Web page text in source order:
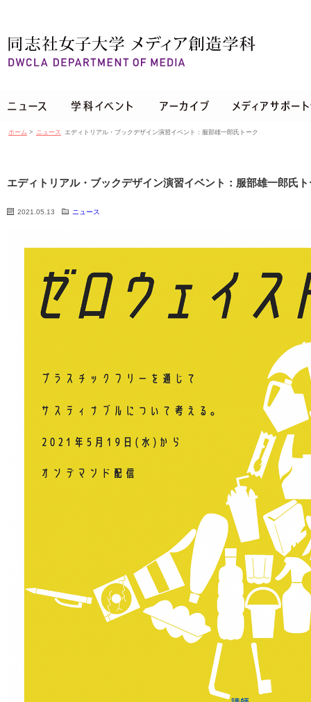
ホーム > ニュース エディトリアル・ブックデザイン演習イベント：服部雄一郎氏トーク
エディトリアル・ブックデザイン演習イベント：服部雄一郎氏
2021.05.13 ニュース